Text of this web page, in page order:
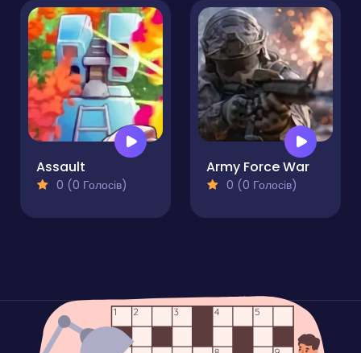
Assault
0 (0 Голосів)
Army Force War
0 (0 Голосів)